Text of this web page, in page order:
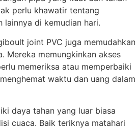
perlu khawatir tentang
lainnya di kemudian hari.
joint PVC juga memudahkan
Mereka memungkinkan akses
memeriksa atau memperbaiki
waktu dan uang dalam
daya tahan yang luar biasa
cuaca. Baik teriknya matahari